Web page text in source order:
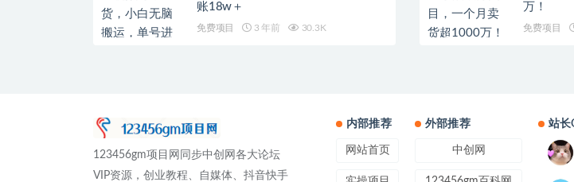
账18w＋
免费项目 3 年前 30.3K
万！
免费项目
123456gm项目网同步中创网各大论坛
VIP资源，创业教程、自媒体、抖音快手
内部推荐
网站首页
外部推荐
中创网
站长